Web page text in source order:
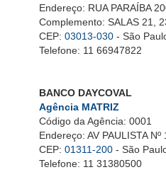
Endereço: RUA PARAÍBA
Complemento: SALAS 21,
CEP: 03013-030 - São
Telefone: 11 66947822
BANCO DAYCOVAL
Agência MATRIZ
Código da Agência: 0001
Endereço: AV PAULISTA
CEP: 01311-200 - São
Telefone: 11 31380500